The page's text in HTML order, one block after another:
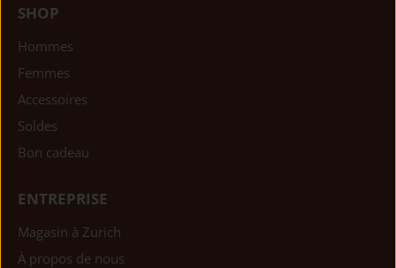
SHOP
Hommes
Femmes
Accessoires
Soldes
Bon cadeau
ENTREPRISE
Magasin à Zurich
À propos de nous